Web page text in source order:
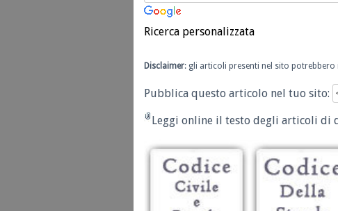
Ricerca personalizzata
Disclaimer: gli articoli presenti nel sito
Pubblica questo articolo nel tuo sito:
Leggi online il testo degli articoli di